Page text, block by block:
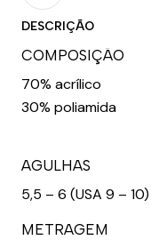
DESCRIÇÃO
COMPOSIÇÃO
70% acrílico
30% poliamida
AGULHAS
5,5 – 6 (USA 9 – 10)
METRAGEM